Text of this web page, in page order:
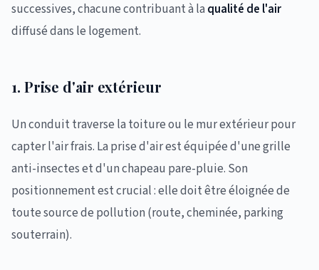
successives, chacune contribuant à la qualité de l'air
diffusé dans le logement.
1. Prise d'air extérieur
Un conduit traverse la toiture ou le mur extérieur pour
capter l'air frais. La prise d'air est équipée d'une grille
anti-insectes et d'un chapeau pare-pluie. Son
positionnement est crucial : elle doit être éloignée de
toute source de pollution (route, cheminée, parking
souterrain).